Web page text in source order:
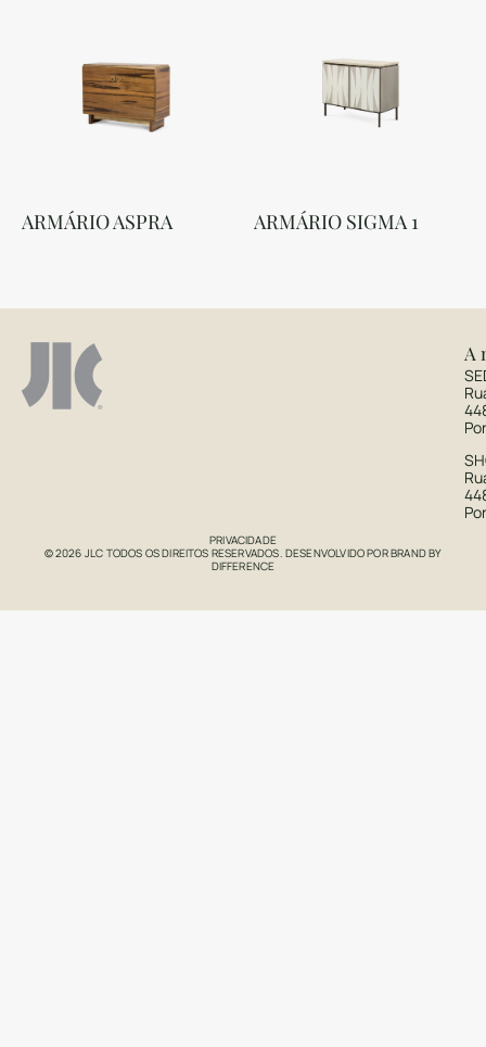
ARMÁRIO ASPRA ARMÁRIO SIGMA 1
A
PRIVACIDADE
© 2026 JLC TODOS OS DIREITOS RESERVADOS. DESENVOLVIDO PORBRAND BY
DIFFERENCE